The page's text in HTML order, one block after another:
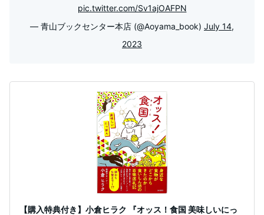
pic.twitter.com/Sv1ajOAFPN
— 青山ブックセンター本店 (@Aoyama_book) July 14,
2023
【購入特典付き】小倉ヒラク 『オッス！食国 美味しいにっ